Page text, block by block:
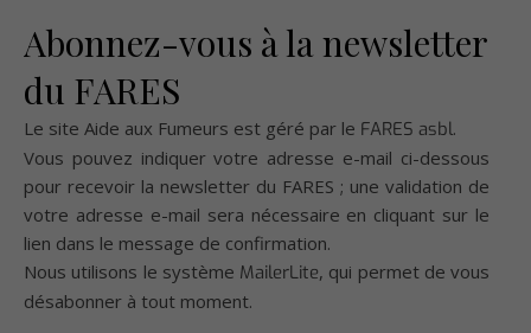
Abonnez-vous à la newsletter
du FARES
Le site Aide aux Fumeurs est géré par le FARES asbl.
Vous pouvez indiquer votre adresse e-mail ci-dessous
pour recevoir la newsletter du FARES ; une validation de
votre adresse e-mail sera nécessaire en cliquant sur le
lien dans le message de confirmation.
Nous utilisons le système MailerLite, qui permet de vous
désabonner à tout moment.